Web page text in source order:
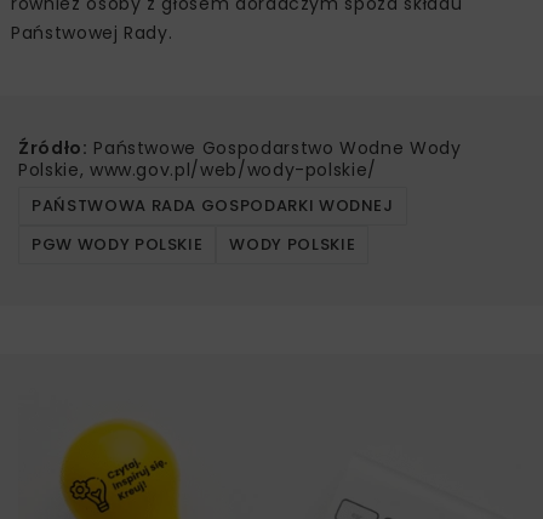
Państwowej Rady.
Źródło: Państwowe Gospodarstwo Wodne Wody
Polskie, www.gov.pl/web/wody-polskie/
PAŃSTWOWA RADA GOSPODARKI WODNEJ
PGW WODY POLSKIE
WODY POLSKIE